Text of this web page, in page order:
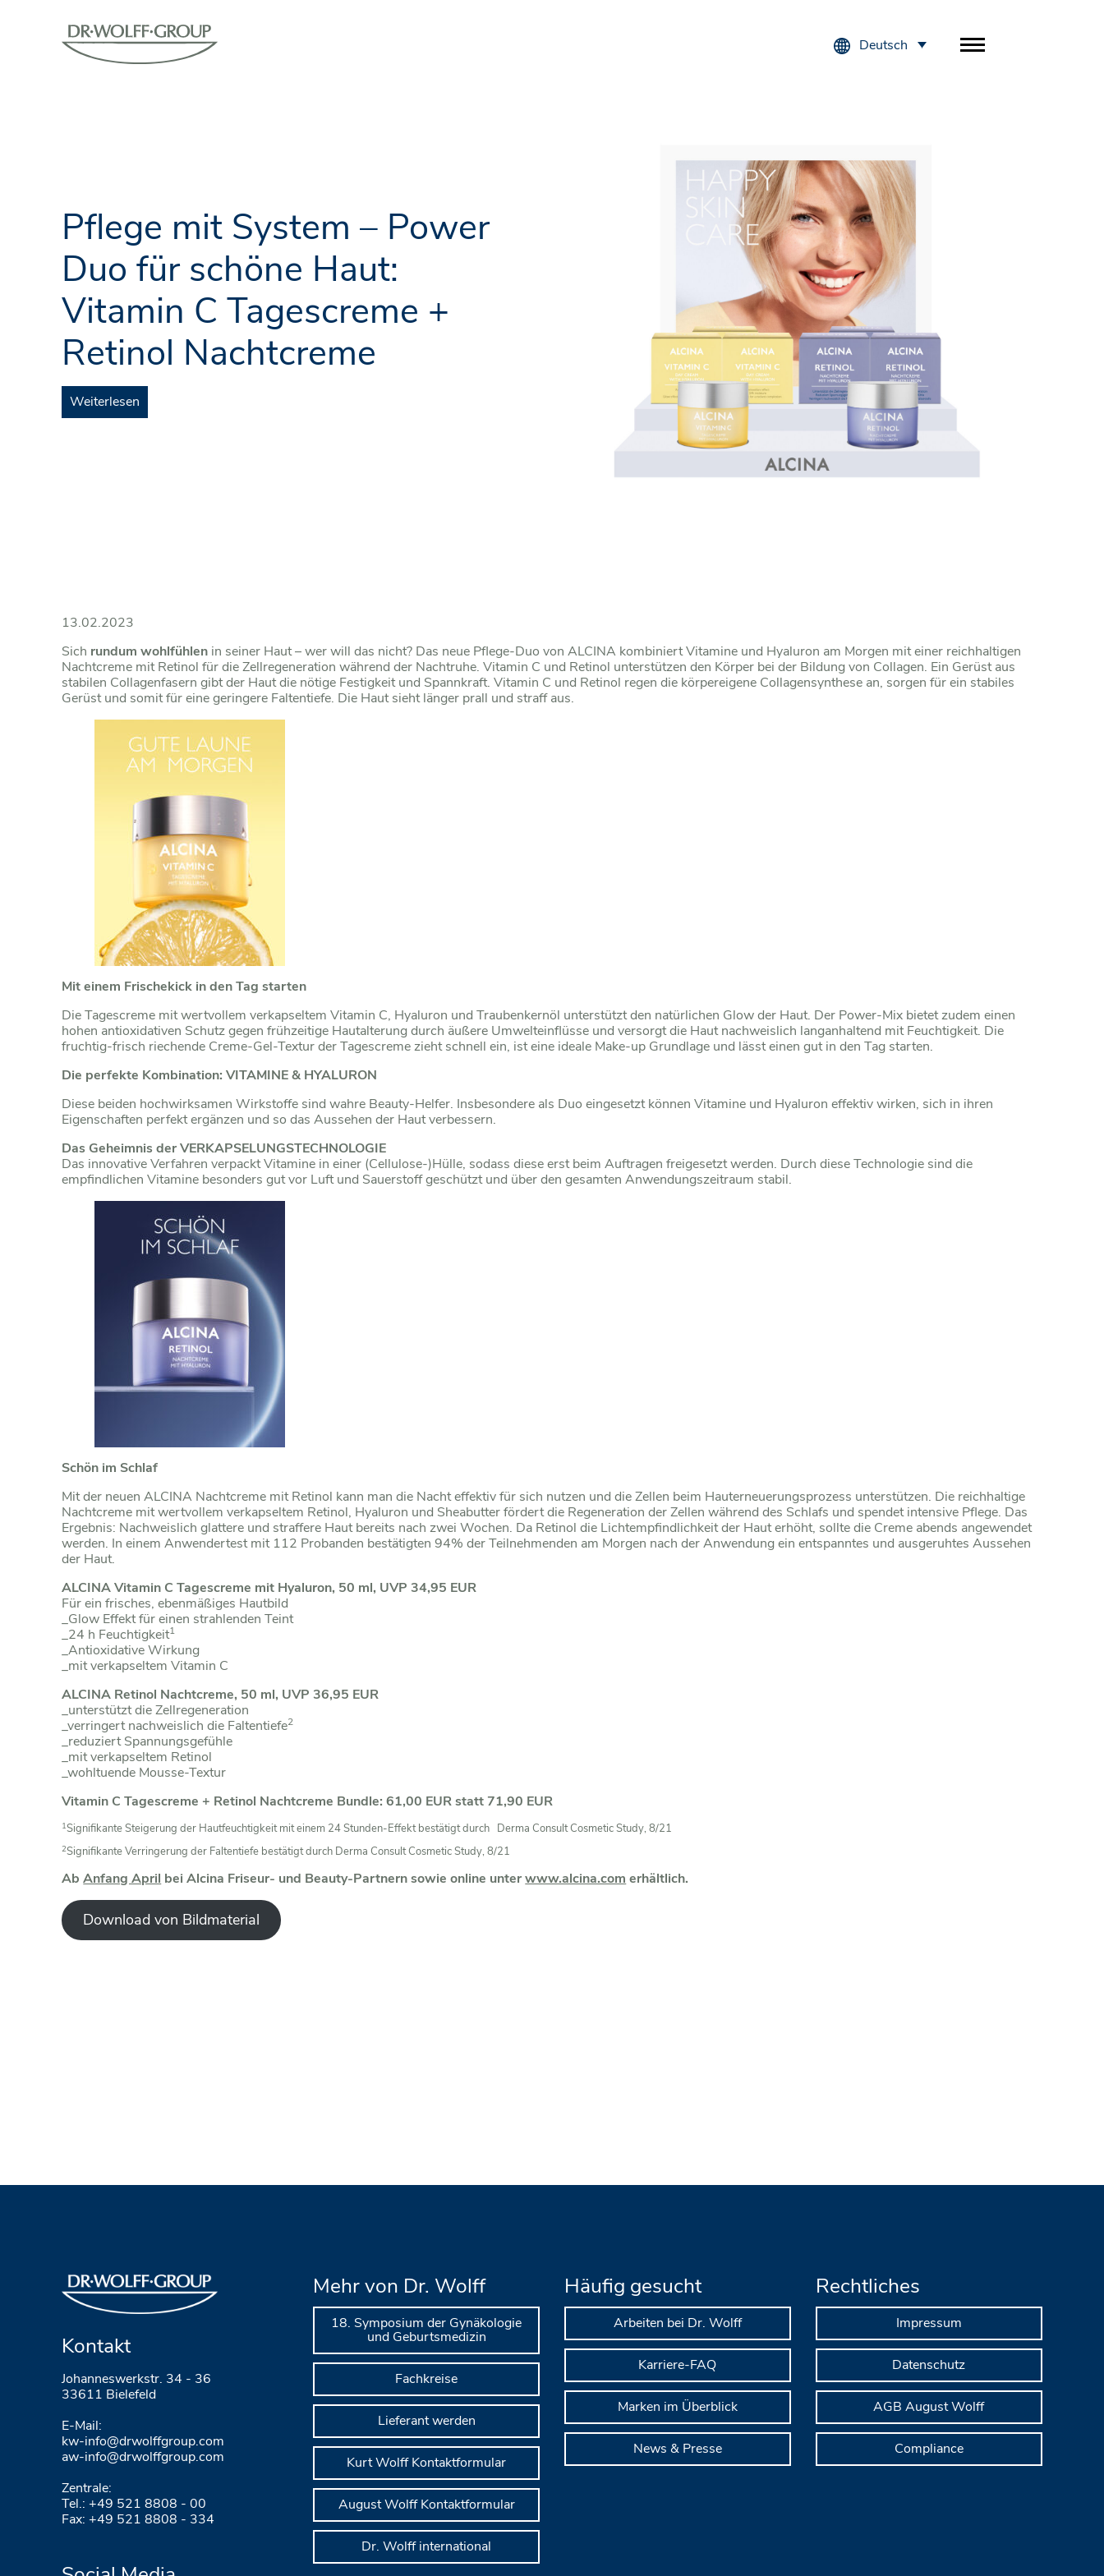
Deutsch
Pflege mit System – Power
Duo für schöne Haut:
Vitamin C Tagescreme +
Retinol Nachtcreme
Weiterlesen
13.02.2023
Sich rundum wohlfühlen in seiner Haut – wer will das nicht? Das neue Pflege-Duo von ALCINA kombiniert Vitamine und Hyaluron am Morgen mit einer reichhaltigen
Nachtcreme mit Retinol für die Zellregeneration während der Nachtruhe. Vitamin C und Retinol unterstützen den Körper bei der Bildung von Collagen. Ein Gerüst aus
stabilen Collagenfasern gibt der Haut die nötige Festigkeit und Spannkraft. Vitamin C und Retinol regen die körpereigene Collagensynthese an, sorgen für ein stabiles
Gerüst und somit für eine geringere Faltentiefe. Die Haut sieht länger prall und straff aus.
Mit einem Frischekick in den Tag starten
Die Tagescreme mit wertvollem verkapseltem Vitamin C, Hyaluron und Traubenkernöl unterstützt den natürlichen Glow der Haut. Der Power-Mix bietet zudem einen
hohen antioxidativen Schutz gegen frühzeitige Hautalterung durch äußere Umwelteinflüsse und versorgt die Haut nachweislich langanhaltend mit Feuchtigkeit. Die
fruchtig-frisch riechende Creme-Gel-Textur der Tagescreme zieht schnell ein, ist eine ideale Make-up Grundlage und lässt einen gut in den Tag starten.
Die perfekte Kombination: VITAMINE & HYALURON
Diese beiden hochwirksamen Wirkstoffe sind wahre Beauty-Helfer. Insbesondere als Duo eingesetzt können Vitamine und Hyaluron effektiv wirken, sich in ihren
Eigenschaften perfekt ergänzen und so das Aussehen der Haut verbessern.
Das Geheimnis der VERKAPSELUNGSTECHNOLOGIE
Das innovative Verfahren verpackt Vitamine in einer (Cellulose-)Hülle, sodass diese erst beim Auftragen freigesetzt werden. Durch diese Technologie sind die
empfindlichen Vitamine besonders gut vor Luft und Sauerstoff geschützt und über den gesamten Anwendungszeitraum stabil.
Schön im Schlaf
Mit der neuen ALCINA Nachtcreme mit Retinol kann man die Nacht effektiv für sich nutzen und die Zellen beim Hauterneuerungsprozess unterstützen. Die reichhaltige
Nachtcreme mit wertvollem verkapseltem Retinol, Hyaluron und Sheabutter fördert die Regeneration der Zellen während des Schlafs und spendet intensive Pflege. Das
Ergebnis: Nachweislich glattere und straffere Haut bereits nach zwei Wochen. Da Retinol die Lichtempfindlichkeit der Haut erhöht, sollte die Creme abends angewendet
werden. In einem Anwendertest mit 112 Probanden bestätigten 94% der Teilnehmenden am Morgen nach der Anwendung ein entspanntes und ausgeruhtes Aussehen
der Haut.
ALCINA Vitamin C Tagescreme mit Hyaluron, 50 ml, UVP 34,95 EUR
Für ein frisches, ebenmäßiges Hautbild
_Glow Effekt für einen strahlenden Teint
_24 h Feuchtigkeit1
_Antioxidative Wirkung
_mit verkapseltem Vitamin C
ALCINA Retinol Nachtcreme, 50 ml, UVP 36,95 EUR
_unterstützt die Zellregeneration
_verringert nachweislich die Faltentiefe2
_reduziert Spannungsgefühle
_mit verkapseltem Retinol
_wohltuende Mousse-Textur
Vitamin C Tagescreme + Retinol Nachtcreme Bundle: 61,00 EUR statt 71,90 EUR
1Signifikante Steigerung der Hautfeuchtigkeit mit einem 24 Stunden-Effekt bestätigt durch Derma Consult Cosmetic Study, 8/21
2Signifikante Verringerung der Faltentiefe bestätigt durch Derma Consult Cosmetic Study, 8/21
AbAnfang Aprilbei Alcina Friseur- und Beauty-Partnern sowie online unterwww.alcina.comerhältlich.
Download von Bildmaterial
Kontakt
Johanneswerkstr. 34 - 36
33611 Bielefeld
E-Mail:
kw-info@drwolffgroup.com
aw-info@drwolffgroup.com
Zentrale:
Tel.: +49 521 8808 - 00
Fax: +49 521 8808 - 334
Mehr von Dr. Wolff
18. Symposium der Gynäkologie
und Geburtsmedizin
Fachkreise
Lieferant werden
Kurt Wolff Kontaktformular
August Wolff Kontaktformular
Dr. Wolff international
Häufig gesucht
Arbeiten bei Dr. Wolff
Karriere-FAQ
Marken im Überblick
News & Presse
Rechtliches
Impressum
Datenschutz
AGB August Wolff
Compliance